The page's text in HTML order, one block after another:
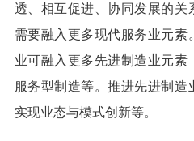
透、相互促进、协同发展的关
需要融入更多现代服务业元素
业可融入更多先进制造业元素
服务型制造等。推进先进制造
实现业态与模式创新等。